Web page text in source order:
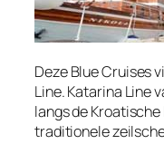
Deze Blue Cruises
Line. Katarina Line
langs de
traditionele